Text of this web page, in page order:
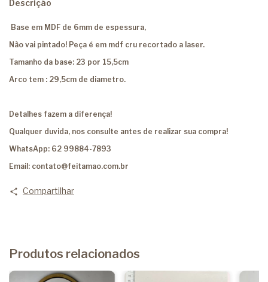
Descrição
Base em MDF de 6mm de espessura,
Não vai pintado! Peça é em mdf cru recortado a laser.
Tamanho da base: 23 por 15,5cm
Arco tem : 29,5cm de diametro.
Detalhes fazem a diferença!
Qualquer duvida, nos consulte antes de realizar sua compra!
WhatsApp: 62 99884-7893
Email: contato@feitamao.com.br
Compartilhar
Produtos relacionados